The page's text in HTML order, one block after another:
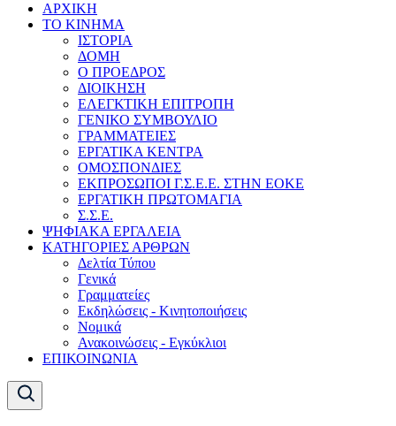
ΑΡΧΙΚΗ
ΤΟ ΚΙΝΗΜΑ
ΙΣΤΟΡΙΑ
ΔΟΜΗ
Ο ΠΡΟΕΔΡΟΣ
ΔΙΟΙΚΗΣΗ
ΕΛΕΓΚΤΙΚΗ ΕΠΙΤΡΟΠΗ
ΓΕΝΙΚΟ ΣΥΜΒΟΥΛΙΟ
ΓΡΑΜΜΑΤΕΙΕΣ
ΕΡΓΑΤΙΚΑ ΚΕΝΤΡΑ
ΟΜΟΣΠΟΝΔΙΕΣ
ΕΚΠΡΟΣΩΠΟΙ Γ.Σ.Ε.Ε. ΣΤΗΝ ΕΟΚΕ
ΕΡΓΑΤΙΚΗ ΠΡΩΤΟΜΑΓΙΑ
Σ.Σ.Ε.
ΨΗΦΙΑΚΑ ΕΡΓΑΛΕΙΑ
ΚΑΤΗΓΟΡΙΕΣ ΑΡΘΡΩΝ
Δελτία Τύπου
Γενικά
Γραμματείες
Εκδηλώσεις - Κινητοποιήσεις
Νομικά
Ανακοινώσεις - Εγκύκλιοι
ΕΠΙΚΟΙΝΩΝΙΑ